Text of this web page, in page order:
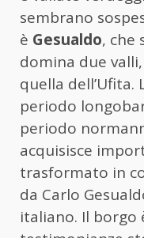
sembrano
è Gesualdo, che
domina due
quella dell’Ufita.
periodo
periodo
acquisisce
trasformato in
da Carlo
italiano. Il borgo